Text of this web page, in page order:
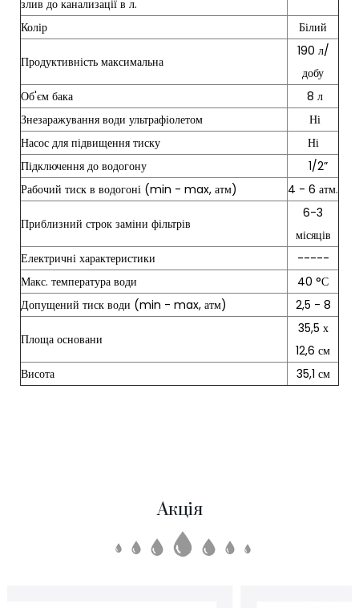
злив до канализації в л.
Колір Білий
Продуктивність максимальна
190 л/
добу
Об'єм бака
8 л
Знезаражування води ультрафіолетом
Ні
Насос для підвищення тиску
Ні
Підключення до водогону
1/2”
Рабочий тиск в водогоні (min - max, атм)
4 - 6 атм.
Приблизний строк заміни фільтрів
6-3
місяців
Електричні характеристики
-----
Макс. температура води
40 °С
Допущений тиск води (min - max, атм)
2,5 - 8
Площа основани
35,5 х
12,6 см
Висота
35,1 см
Акція